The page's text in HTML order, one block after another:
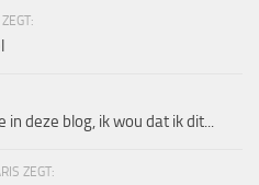
deze blog, ik wou dat ik dit...
ZEGT: